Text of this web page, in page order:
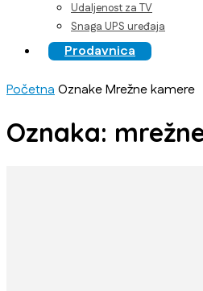
Udaljenost za TV
Snaga UPS uređaja
Prodavnica
PočetnaOznakeMrežne kamere
Oznaka: